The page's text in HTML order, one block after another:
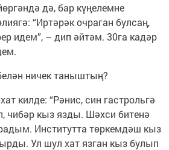
дә, бар күңелемне
“Иртәрәк очраган булсаң,
идем”, – дип әйтәм. 30га кадәр
ничек таныштың?
килде: “Рәнис, син гастрольгә
чибәр кыз язды. Шәхси битенә
Институтта төркемдәш кыз
Ул шул хат язган кыз булып